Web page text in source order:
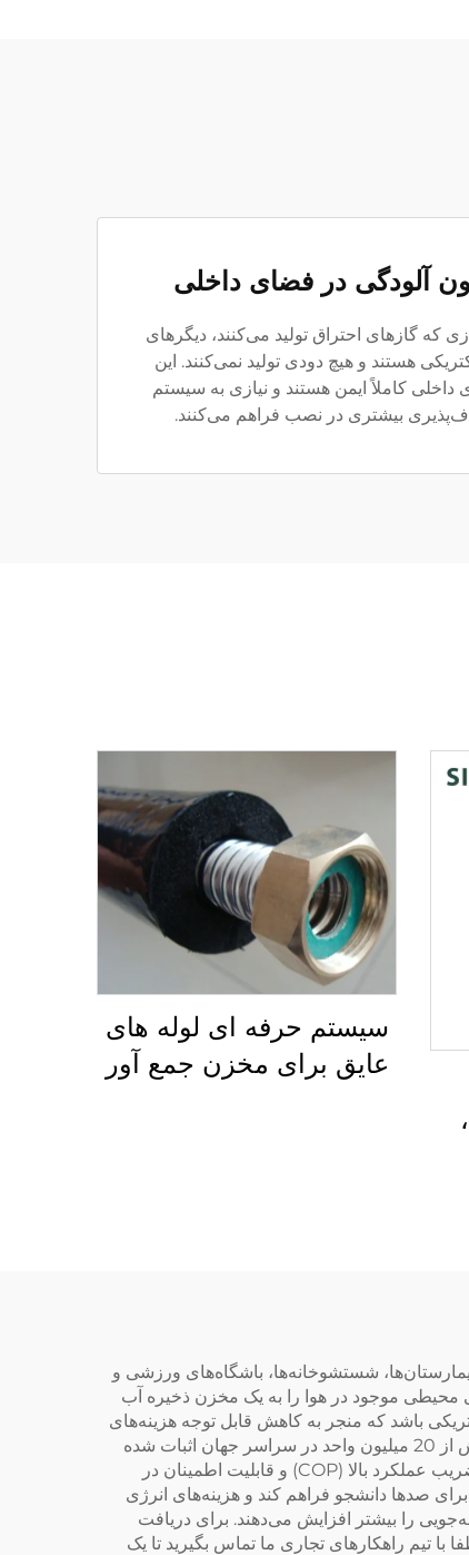
آلودگی در فضای داخلی
که گازهای احتراق تولید می‌کنند، دیگرهای
هستند و هیچ دودی تولید نمی‌کنند. این
کاملاً ایمن هستند و نیازی به سیستم
بیشتری در نصب فراهم می‌کنند.
سیستم حرفه ای لوله های
عایق برای مخزن جمع آور
شستشوخانه‌ها، باشگاه‌های ورزشی و
محیطی موجود در هوا را به یک مخزن ذخیره آب
باشد که منجر به کاهش قابل توجه هزینه‌های
عملیاتی و کربن‌پایینی قابل توجه می‌شود. تخصص گسترده شرکت سیدیت سولار در زمینه راهکارهای بزرگ آب گرم، که با تامین بیش از 20 میلیون واحد در سراسر جهان اثبات شده
است، آنها را به طور استثنایی واجد شرایط می‌کند تا این سیستم‌ها را تامین و پشتیبانی کنند. دیگرکن‌های تجاری سیدیت برای دوام، ضریب عملکرد بالا (COP) و قابلیت اطمینان در
صدها دانشجو فراهم کند و هزینه‌های انرژی
را بیشتر افزایش می‌دهند. برای دریافت
راهکارهای تجاری ما تماس بگیرید تا یک